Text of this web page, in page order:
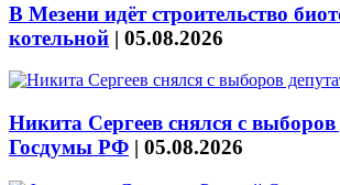
В Мезени идёт строительство
котельной | 05.08.2026
Никита Сергеев снялся с выборов
Госдумы РФ | 05.08.2026